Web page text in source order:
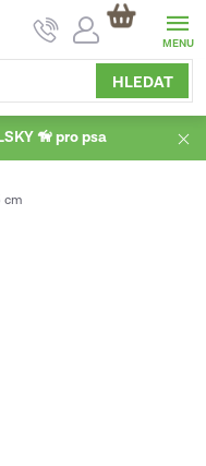
HLEDAT
NÁKUPNÍ
KOŠÍK
🦮 pro psa
cm